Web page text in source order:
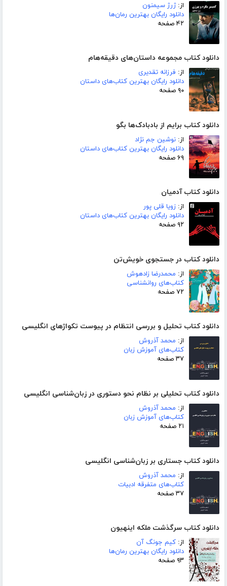
از:ژرژ سیمنون
دانلود رایگان بهترین رمان‌ها
۴۲ صفحه
دانلود کتاب مجموعه داستان‌های دقیقه‌هام
از: فرزانه تقدیری
دانلود رایگان بهترین کتاب‌های داستان
۹۰ صفحه
دانلود کتاب برایم از بادبادک‌ها بگو
از: نوشین جم نژاد
دانلود رایگان بهترین کتاب‌های داستان
۶۹ صفحه
دانلود کتاب آدمیان
از: زویا قلی پور
دانلود رایگان بهترین کتاب‌های داستان
۹۲ صفحه
دانلود کتاب در جستجوی خویش‌تن
از: محمدرضا زادهوش
کتاب‌های روانشناسی
۷۲ صفحه
دانلود کتاب تحلیل و بررسی انتظام در پیوست تکواژهای انگلیسی
از: محمد آذروش
کتاب‌های آموزش زبان
۳۷ صفحه
دانلود کتاب تحلیلی بر نظام نحو دستوری در زبان‌شناسی انگلیسی
از: محمد آذروش
کتاب‌های آموزش زبان
۲۱ صفحه
دانلود کتاب جستاری بر زبان‌شناسی انگلیسی
از: محمد آذروش
کتاب‌های متفرقه ادبیات
۳۷ صفحه
دانلود کتاب سرگذشت ملکه اینهیون
از: کیم جونگ آن
دانلود رایگان بهترین رمان‌ها
۹۳ صفحه